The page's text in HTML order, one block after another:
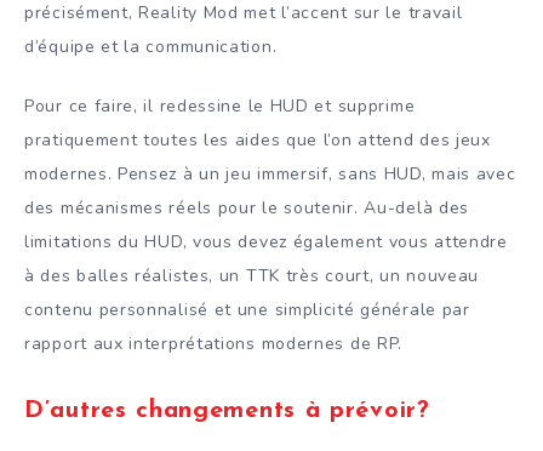
précisément, Reality Mod met l’accent sur le travail
d’équipe et la communication.
Pour ce faire, il redessine le HUD et supprime
pratiquement toutes les aides que l’on attend des jeux
modernes. Pensez à un jeu immersif, sans HUD, mais avec
des mécanismes réels pour le soutenir. Au-delà des
limitations du HUD, vous devez également vous attendre
à des balles réalistes, un TTK très court, un nouveau
contenu personnalisé et une simplicité générale par
rapport aux interprétations modernes de RP.
D’autres changements à prévoir?